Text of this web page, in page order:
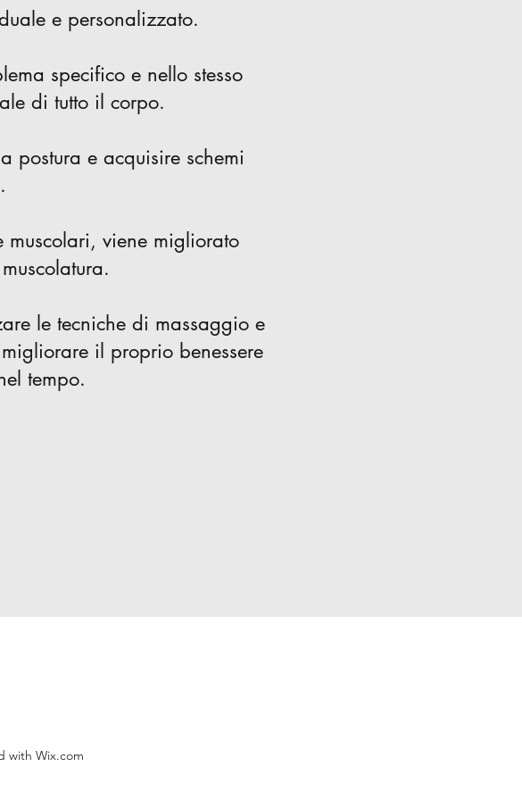
e personalizzato.
specifico e nello stesso
di tutto il corpo.
postura e acquisire schemi
viene migliorato
le tecniche di massaggio e
il proprio benessere
tempo.
with Wix.com